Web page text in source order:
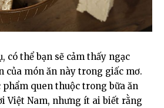
có thể bạn sẽ cảm thấy ngạc
của món ăn này trong giấc mơ.
quen thuộc trong bữa ăn
Việt Nam, nhưng ít ai biết rằng